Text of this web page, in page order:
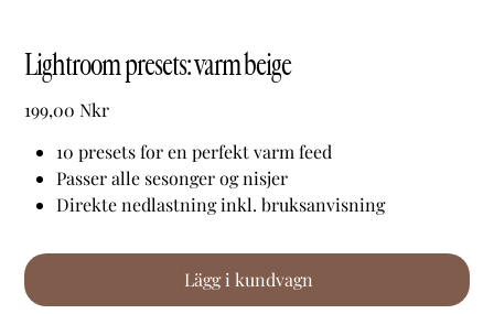
Lightroom presets: varm beige
199,00 Nkr
10 presets for en perfekt varm feed
Passer alle sesonger og nisjer
Direkte nedlastning inkl. bruksanvisning
Lägg i kundvagn